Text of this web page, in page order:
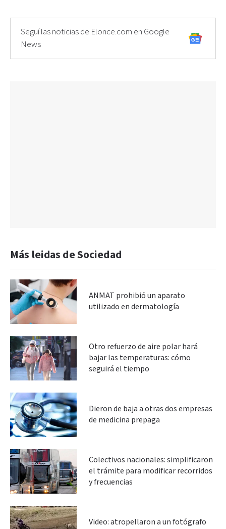
Seguí las noticias de Elonce.com en Google
News
Más leidas de Sociedad
ANMAT prohibió un aparato
utilizado en dermatología
Otro refuerzo de aire polar hará
bajar las temperaturas: cómo
seguirá el tiempo
Dieron de baja a otras dos empresas
de medicina prepaga
Colectivos nacionales: simplificaron
el trámite para modificar recorridos
y frecuencias
Video: atropellaron a un fotógrafo